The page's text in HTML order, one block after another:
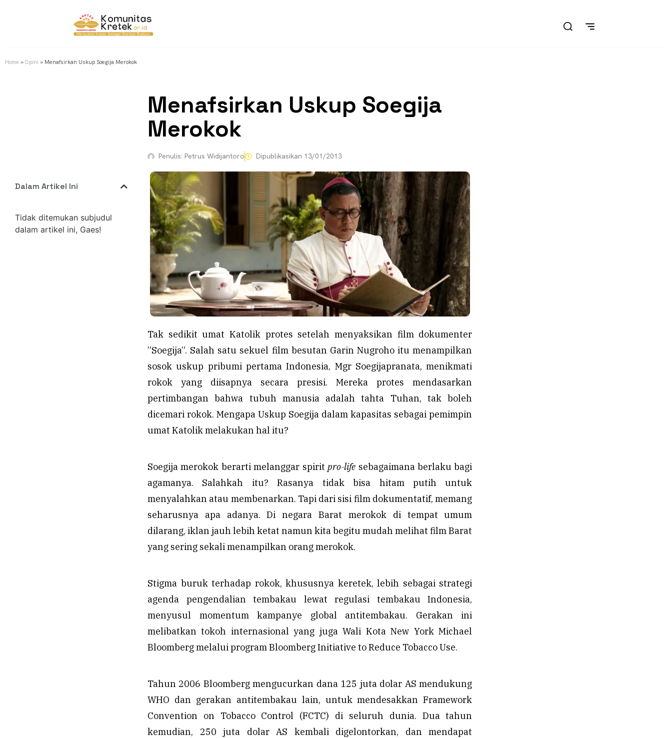
Home » Opini » Menafsirkan Uskup Soegija Merokok
Menafsirkan Uskup Soegija
Merokok
Penulis: Petrus Widijantoro Dipublikasikan 13/01/2013
Dalam Artikel Ini
Tidak ditemukan subjudul
dalam artikel ini, Gaes!
Tak sedikit umat Katolik protes setelah menyaksikan film dokumenter
”Soegija”. Salah satu sekuel film besutan Garin Nugroho itu menampilkan
sosok uskup pribumi pertama Indonesia, Mgr Soegijapranata, menikmati
rokok yang diisapnya secara presisi. Mereka protes mendasarkan
pertimbangan bahwa tubuh manusia adalah tahta Tuhan, tak boleh
dicemari rokok. Mengapa Uskup Soegija dalam kapasitas sebagai pemimpin
umat Katolik melakukan hal itu?
Soegija merokok berarti melanggar spiritpro-life sebagaimana berlaku bagi
agamanya. Salahkah itu? Rasanya tidak bisa hitam putih untuk
menyalahkan atau membenarkan. Tapi dari sisi film dokumentatif, memang
seharusnya apa adanya. Di negara Barat merokok di tempat umum
dilarang, iklan jauh lebih ketat namun kita begitu mudah melihat film Barat
yang sering sekali menampilkan orang merokok.
Stigma buruk terhadap rokok, khususnya keretek, lebih sebagai strategi
agenda pengendalian tembakau lewat regulasi tembakau Indonesia,
menyusul momentum kampanye global antitembakau. Gerakan ini
melibatkan tokoh internasional yang juga Wali Kota New York Michael
Bloomberg melalui program Bloomberg Initiative to Reduce Tobacco Use.
Tahun 2006 Bloomberg mengucurkan dana 125 juta dolar AS mendukung
WHO dan gerakan antitembakau lain, untuk mendesakkan Framework
Convention on Tobacco Control (FCTC) di seluruh dunia. Dua tahun
kemudian, 250 juta dolar AS kembali digelontorkan, dan mendapat